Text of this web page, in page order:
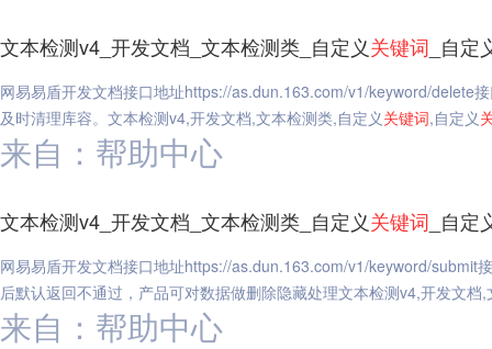
文本检测v4_开发文档_文本检测类_自定义关键词 _自定
网易易盾开发文档接口地址https://as.dun.163.com/v1/keyword/delete
及时清理库容。文本检测v4,开发文档,文本检测类,自定义关键词,自定义
来自：帮助中心
文本检测v4_开发文档_文本检测类_自定义关键词 _自定
网易易盾开发文档接口地址https://as.dun.163.com/v1/keyword/submit
后默认返回不通过，产品可对数据做删除隐藏处理文本检测v4,开发文档
来自：帮助中心